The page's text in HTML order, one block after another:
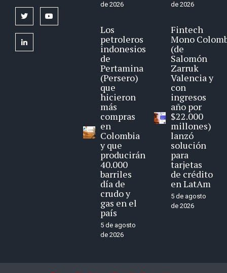
twitter
linkedin
de 2026
Los
petroleros
indonesios
de
Pertamina
(Persero)
que
hicieron
más
compras
en
Colombia
y que
producirán
40.000
barriles
día de
crudo y
gas en el
país
5 de agosto
de 2026
de 2026
Fintech
Mono
(de
Salomón
Zarruk
Valencia y
con
ingresos
año por
$22.000
millones)
lanzó
solución
para
tarjetas
de crédito
en LatAm
5 de agosto
de 2026